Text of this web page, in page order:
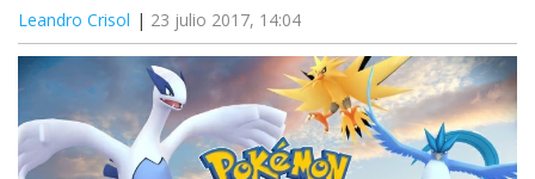
Redes
sociales
Plataformas
streaming
Leandro Crisol 23 julio 2017, 14:04